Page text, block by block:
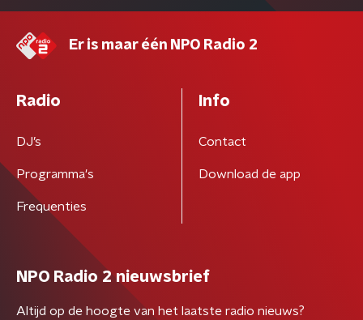
Er is maar één NPO Radio 2
Radio
DJ’s
Programma's
Frequenties
Info
Contact
Download de app
NPO Radio 2 nieuwsbrief
Altijd op de hoogte van het laatste radio nieuws?